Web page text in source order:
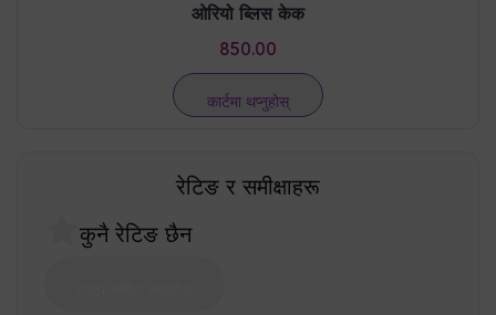
ओरियो ब्लिस केक
850.00
कार्टमा थप्नुहोस्
रेटिङ र समीक्षाहरू
कुनै रेटिङ छैन